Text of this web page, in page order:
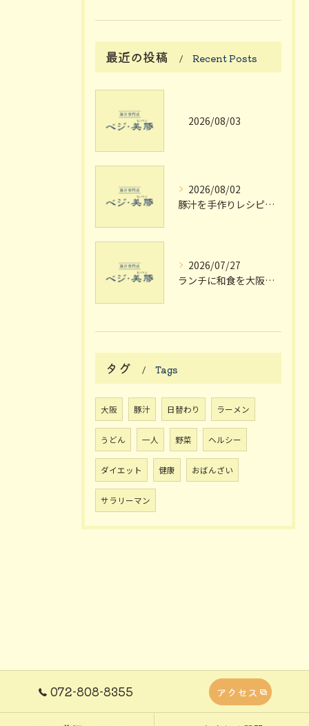
最近の投稿 Recent Posts
2026/08/03
2026/08/02
豚汁を手作りレシピで極める大阪府枚方市宗谷流の失敗しない家庭の味
2026/07/27
ランチに和食を大阪府枚方市で楽しむ個室や駅近のおしゃれスポット完全ガイド
タグ Tags
大阪 豚汁 日替わり ラーメン
うどん 一人 野菜 ヘルシー
ダイエット 健康 おばんざい
サラリーマン
072-808-8355 アクセス